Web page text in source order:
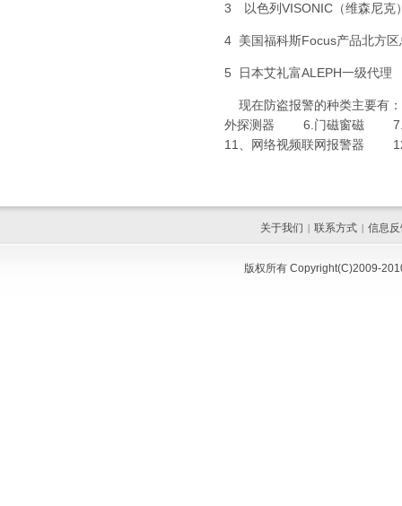
3 以色列VISONIC（维森尼克
4 美国福科斯Focus产品北方区
5 日本艾礼富ALEPH一级代理
现在防盗报警的种类主
外探测器 6.门磁窗磁 7.
11、网络视频联网报警器
关于我们 | 联系方式 | 信息
版权所有 Copyright(C)2009-